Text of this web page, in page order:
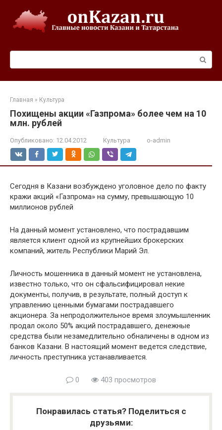
контенту
Главная » Культура
Похищены акции «Газпрома» более чем на 10
млн. рублей
Опубликовано: 12.04.2012 Культура o-admin
Сегодня в Казани возбуждено уголовное дело по факту
кражи акций «Газпрома» на сумму, превышающую 10
миллионов рублей
На данный момент установлено, что пострадавшим
является клиент одной из крупнейших брокерских
компаний, житель Республики Марий Эл.
Личность мошенника в данный момент не установлена,
известно только, что он сфальсифицировал некие
документы, получив, в результате, полный доступ к
управлению ценными бумагами пострадавшего
акционера. За непродолжительное время злоумышленник
продал около 50% акций пострадавшего, денежные
средства были незамедлительно обналичены в одном из
банков Казани. В настоящий момент ведется следствие,
личность преступника устанавливается.
0 403 просмотров
Понравилась статья? Поделиться с
друзьями: